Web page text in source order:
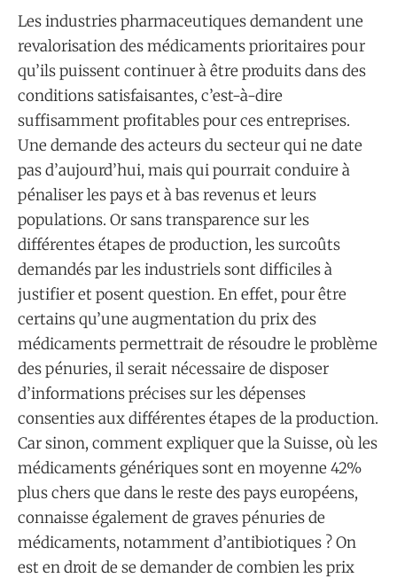
Les industries pharmaceutiques demandent une
revalorisation des médicaments prioritaires pour
qu’ils puissent continuer à être produits dans des
conditions satisfaisantes, c’est-à-dire
suffisamment profitables pour ces entreprises.
Une demande des acteurs du secteur qui ne date
pas d’aujourd’hui, mais qui pourrait conduire à
pénaliser les pays et à bas revenus et leurs
populations. Or sans transparence sur les
différentes étapes de production, les surcoûts
demandés par les industriels sont difficiles à
justifier et posent question. En effet, pour être
certains qu’une augmentation du prix des
médicaments permettrait de résoudre le problème
des pénuries, il serait nécessaire de disposer
d’informations précises sur les dépenses
consenties aux différentes étapes de la production.
Car sinon, comment expliquer que la Suisse, où les
médicaments génériques sont en moyenne 42%
plus chers que dans le reste des pays européens,
connaisse également de graves pénuries de
médicaments, notamment d’antibiotiques ? On
est en droit de se demander de combien les prix